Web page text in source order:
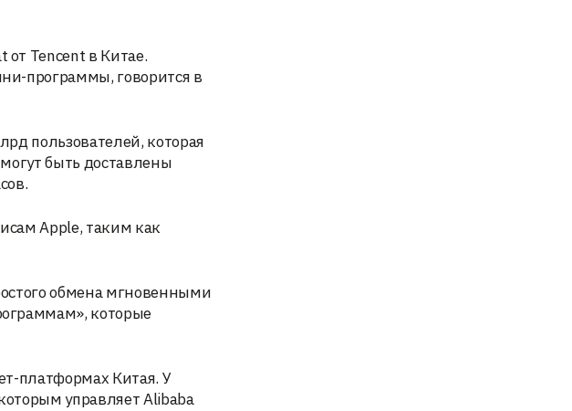
Tencent в Китае.
программы, говорится в
пользователей, которая
быть доставлены
Apple, таким как
обмена мгновенными
которые
платформах Китая. У
управляет Alibaba